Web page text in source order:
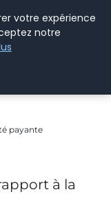
payante
à la
votre expérience
notre